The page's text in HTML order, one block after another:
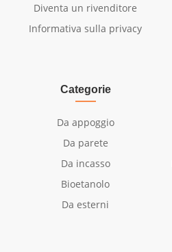
Diventa un rivenditore
Informativa sulla privacy
Categorie
Da appoggio
Da parete
Da incasso
Bioetanolo
Da esterni